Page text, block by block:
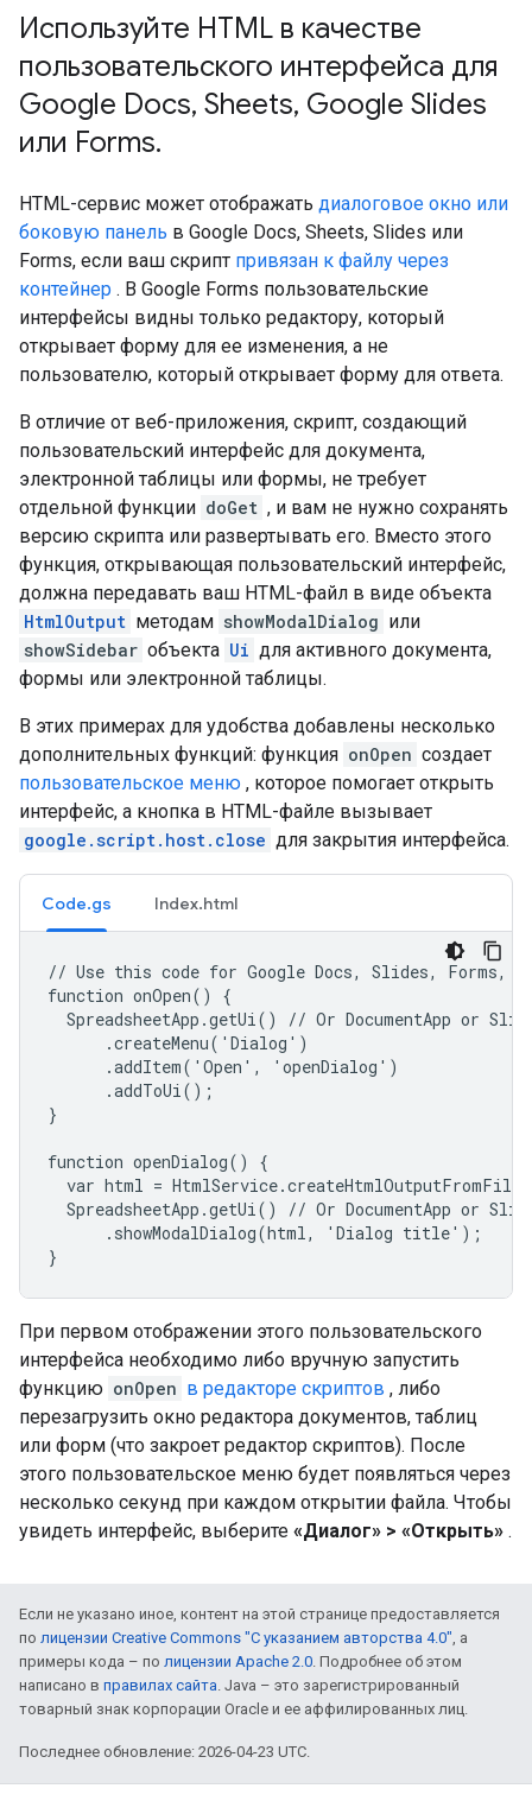
Используйте HTML в качестве
пользовательского интерфейса для
Google Docs, Sheets, Google Slides
или Forms.
HTML-сервис может отображать диалоговое окно или
боковую панель в Google Docs, Sheets, Slides или
Forms, если ваш скрипт привязан к файлу через
контейнер . В Google Forms пользовательские
интерфейсы видны только редактору, который
открывает форму для ее изменения, а не
пользователю, который открывает форму для ответа.
В отличие от веб-приложения, скрипт, создающий
пользовательский интерфейс для документа,
электронной таблицы или формы, не требует
отдельной функции doGet , и вам не нужно сохранять
версию скрипта или развертывать его. Вместо этого
функция, открывающая пользовательский интерфейс,
должна передавать ваш HTML-файл в виде объекта
HtmlOutput методам showModalDialog или
showSidebar объекта Ui для активного документа,
формы или электронной таблицы.
В этих примерах для удобства добавлены несколько
дополнительных функций: функция onOpen создает
пользовательское меню , которое помогает открыть
интерфейс, а кнопка в HTML-файле вызывает
google.script.host.close для закрытия интерфейса.
Code.gs Index.html
// Use this code for Google Docs, Slides, Forms,
function onOpen() {
SpreadsheetApp.getUi() // Or DocumentApp or
      .createMenu('Dialog')
      .addItem('Open', 'openDialog')
      .addToUi();
}
function openDialog() {
var html =
SpreadsheetApp.getUi() // Or DocumentApp or
      .showModalDialog(html, 'Dialog title');
}
При первом отображении этого пользовательского
интерфейса необходимо либо вручную запустить
функцию onOpen в редакторе скриптов , либо
перезагрузить окно редактора документов, таблиц
или форм (что закроет редактор скриптов). После
этого пользовательское меню будет появляться через
несколько секунд при каждом открытии файла. Чтобы
увидеть интерфейс, выберите «Диалог» > «Открыть» .
Если не указано иное, контент на этой странице предоставляется
по лицензии Creative Commons "С указанием авторства 4.0", а
примеры кода – по лицензии Apache 2.0. Подробнее об этом
написано в правилах сайта. Java – это зарегистрированный
товарный знак корпорации Oracle и ее аффилированных лиц.
Последнее обновление: 2026-04-23 UTC.